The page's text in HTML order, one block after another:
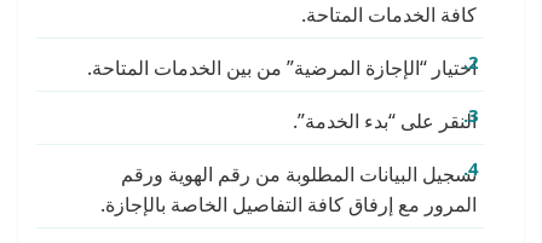
كافة الخدمات المتاحة.
اختيار “الإجازة المرضية” من بين الخدمات المتاحة.
النقر على “بدء الخدمة”.
تسجيل البيانات المطلوبة من رقم الهوية ورقم
المرور مع إرفاق كافة التفاصيل الخاصة بالإجازة.